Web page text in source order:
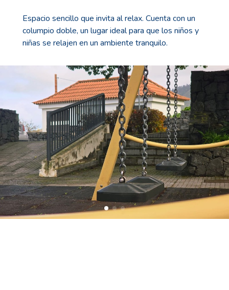
Espacio sencillo que invita al relax. Cuenta con un
columpio doble, un lugar ideal para que los niños y
niñas se relajen en un ambiente tranquilo.